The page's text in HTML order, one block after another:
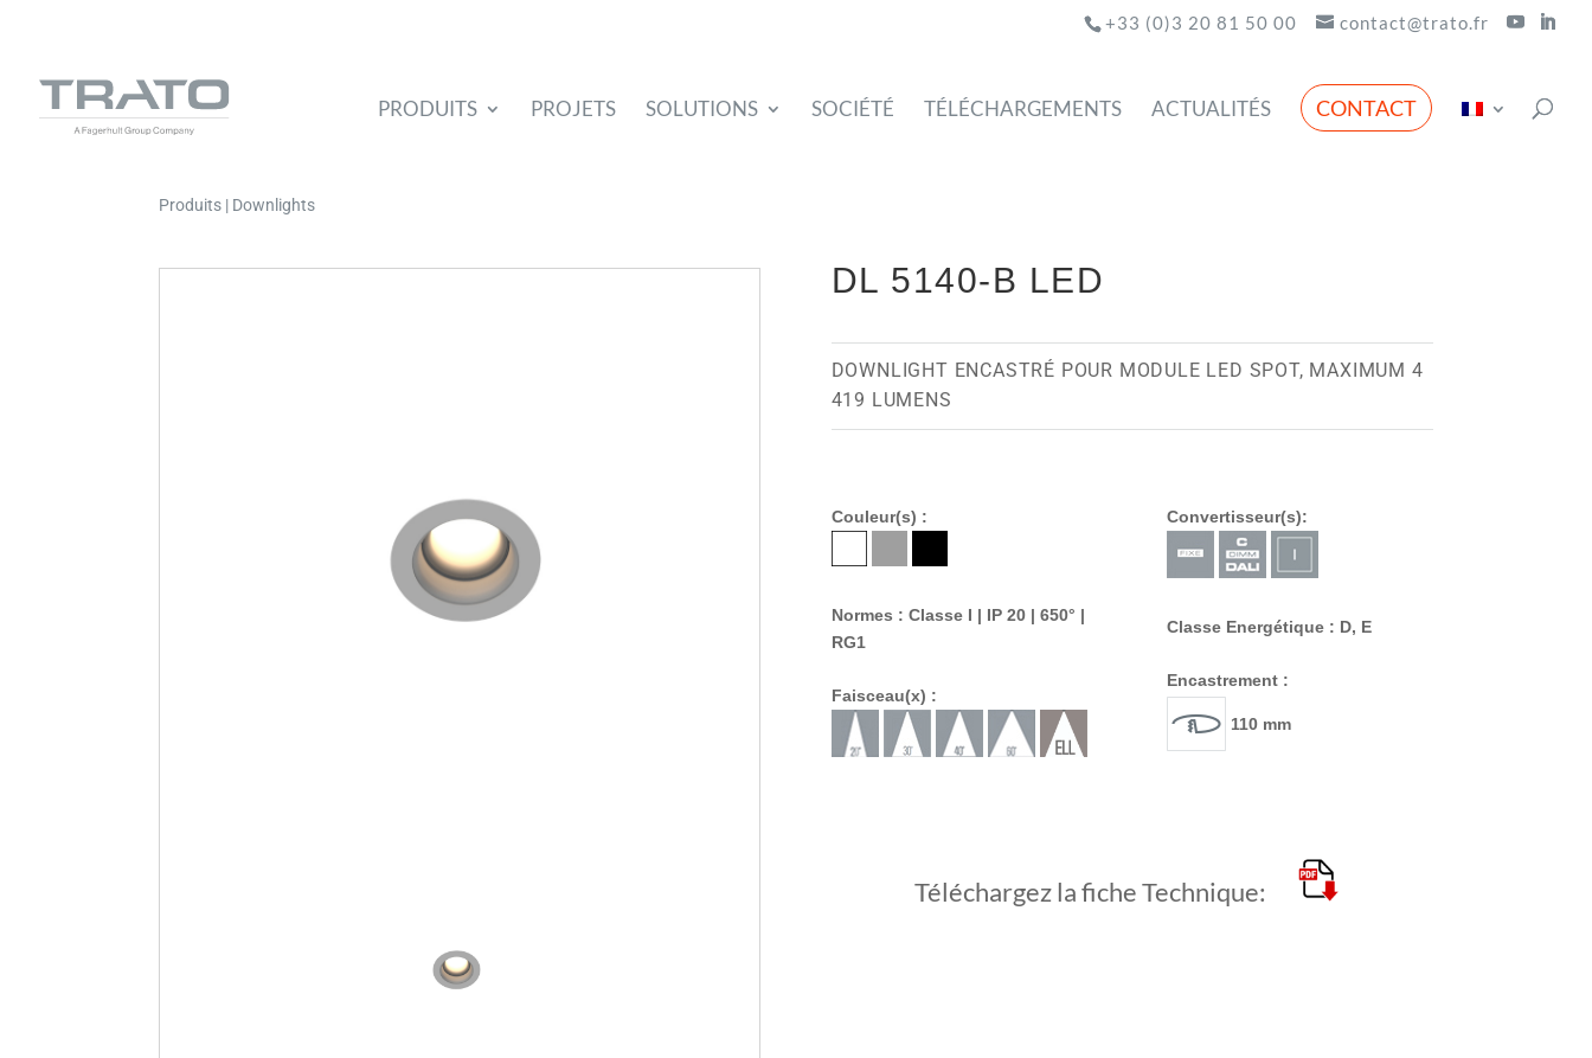
+33 (0)3 20 81 50 00 contact@trato.fr
PRODUITS PROJETS SOLUTIONS SOCIÉTÉ TÉLÉCHARGEMENTS ACTUALITÉS CONTACT
Produits | Downlights
DL 5140-B LED
DOWNLIGHT ENCASTRÉ POUR MODULE LED SPOT, MAXIMUM 4
419 LUMENS
Couleur(s) :
Normes : Classe I | IP 20 | 650° |
RG1
Faisceau(x) :
Convertisseur(s):
Classe Energétique : D, E
Encastrement :
110 mm
Téléchargez la fiche Technique: